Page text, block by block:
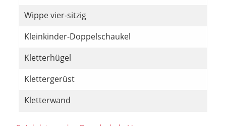
Wippe vier-sitzig
Kleinkinder-Doppelschaukel
Kletterhügel
Klettergerüst
Kletterwand